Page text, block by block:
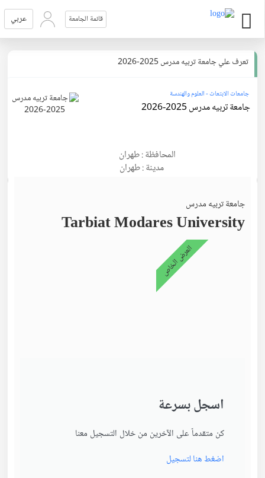
قائمة الجامعة عربي
تعرف علي جامعة تربيه مدرس 2025-2026
جامعات الابتعاث - العلوم والهندسة
جامعة تربيه مدرس 2025-2026
المحافظة : طهران
مدينة : طهران
جامعة تربيه مدرس
Tarbiat Modares University
اسجل بسرعة
كن متقدماً على الآخرين من خلال التسجيل معنا
اضغط هنا لتسجيل
العرض الخاص